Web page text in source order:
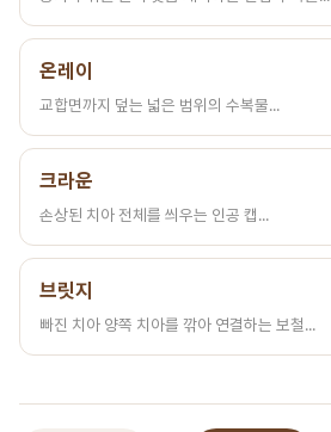
온레이
교합면까지 덮는 넓은 범위의 수복물...
크라운
손상된 치아 전체를 씌우는 인공 캡...
브릿지
빠진 치아 양쪽 치아를 깎아 연결하는 보철...